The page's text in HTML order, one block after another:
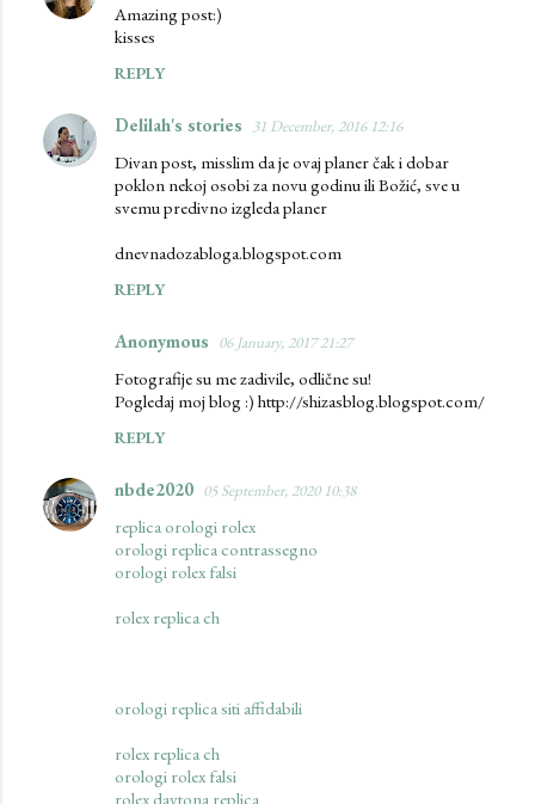
Amazing post:)
kisses
REPLY
Delilah's stories 31 December, 2016 12:16
Divan post, misslim da je ovaj planer čak i dobar
poklon nekoj osobi za novu godinu ili Božić, sve u
svemu predivno izgleda planer
dnevnadozabloga.blogspot.com
REPLY
Anonymous 06 January, 2017 21:27
Fotografije su me zadivile, odlične su!
Pogledaj moj blog :) http://shizasblog.blogspot.com/
REPLY
nbde2020 05 September, 2020 10:38
replica orologi rolex
orologi replica contrassegno
orologi rolex falsi
rolex replica ch
orologi replica siti affidabili
rolex replica ch
orologi rolex falsi
rolex daytona replica